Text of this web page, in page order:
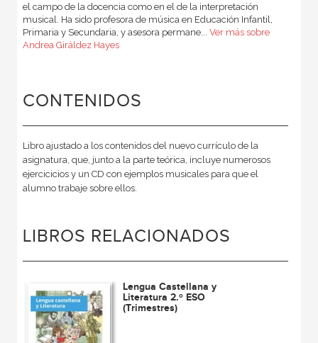
el campo de la docencia como en el de la interpretación
musical. Ha sido profesora de música en Educación Infantil,
Primaria y Secundaria, y asesora permane... Ver más sobre
Andrea Giráldez Hayes
CONTENIDOS
Libro ajustado a los contenidos del nuevo currículo de la
asignatura, que, junto a la parte teórica, incluye numerosos
ejercicicios y un CD con ejemplos musicales para que el
alumno trabaje sobre ellos.
LIBROS RELACIONADOS
Lengua Castellana y
Literatura 2.º ESO
(Trimestres)